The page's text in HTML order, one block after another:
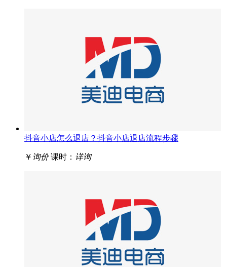
抖音小店怎么退店？抖音小店退店流程步骤
￥ 询价 课时： 详询